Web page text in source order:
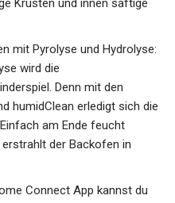
Krusten und innen saftige
mit Pyrolyse und Hydrolyse:
wird die
Denn mit den
humidClean erledigt sich die
am Ende feucht
der Backofen in
Connect App kannst du